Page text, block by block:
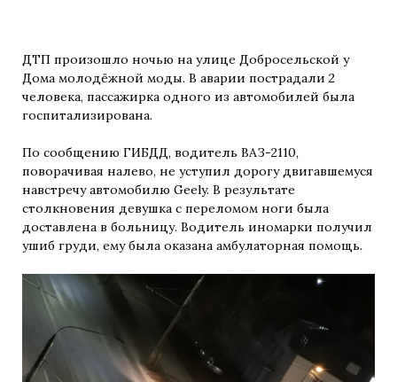
ДТП произошло ночью на улице Добросельской у
Дома молодёжной моды. В аварии пострадали 2
человека, пассажирка одного из автомобилей была
госпитализирована.
По сообщению ГИБДД, водитель ВАЗ-2110,
поворачивая налево, не уступил дорогу двигавшемуся
навстречу автомобилю Geely. В результате
столкновения девушка с переломом ноги была
доставлена в больницу. Водитель иномарки получил
ушиб груди, ему была оказана амбулаторная помощь.